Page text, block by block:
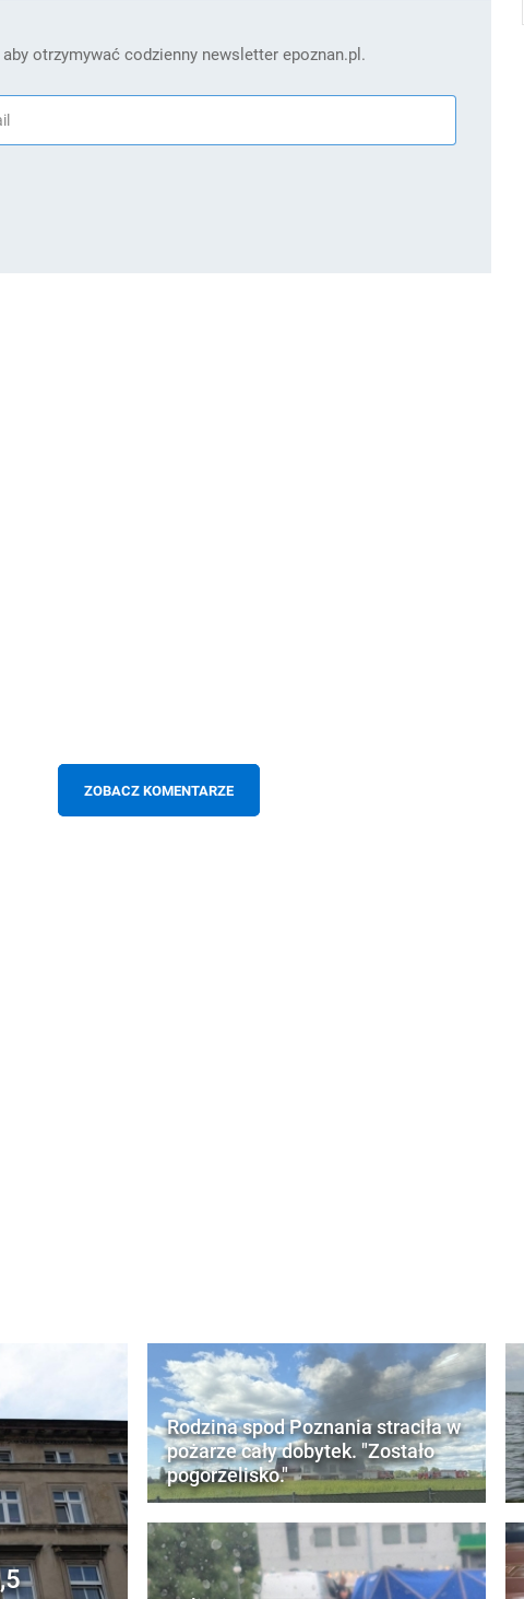
otrzymywać codzienny newsletter epoznan.pl.
ZOBACZ KOMENTARZE
Rodzina spod Poznania straciła w
pożarze cały dobytek. "Zostało
pogorzelisko."